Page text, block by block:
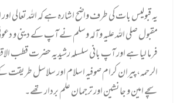
مقبول صلی اللہ علیہ وآلہ وسلم نے آپ کے دینی و
فرما لیا ہے اور آپ بانی سلسلہ رشیدیہ حضرت قطب
الرحمہ،پیران کرام صوفیہ اسلام اور سلاسل
سچے امین و جانشین اور ترجمان علم بردار تھے۔